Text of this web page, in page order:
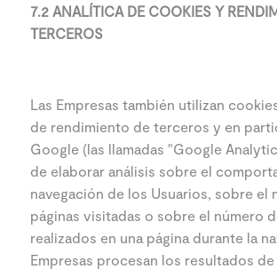
7.2 ANALÍTICA DE COOKIES Y
TERCEROS
Las Empresas también utilizan
de rendimiento de terceros y en
Google (las llamadas "Google
de elaborar análisis sobre el
navegación de los Usuarios, sobre el
páginas visitadas o sobre el número
realizados en una página durante la
Empresas procesan los resultados